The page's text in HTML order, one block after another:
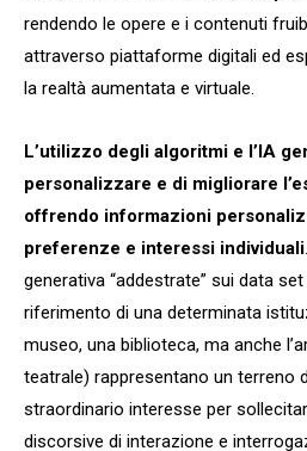
rendendo le opere e i contenuti
attraverso piattaforme digitali ed
la realtà aumentata e virtuale.
L’utilizzo degli algoritmi e l’IA
personalizzare e di migliorare
offrendo informazioni
preferenze e interessi individuali
generativa “addestrate” sui data
riferimento di una determinata
museo, una biblioteca, ma anche
teatrale) rappresentano un terreno
straordinario interesse per
discorsive di interazione e